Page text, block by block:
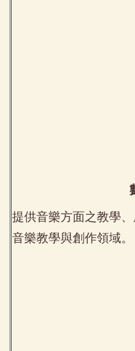
提供音樂方面之教學
音樂教學與創作領域。